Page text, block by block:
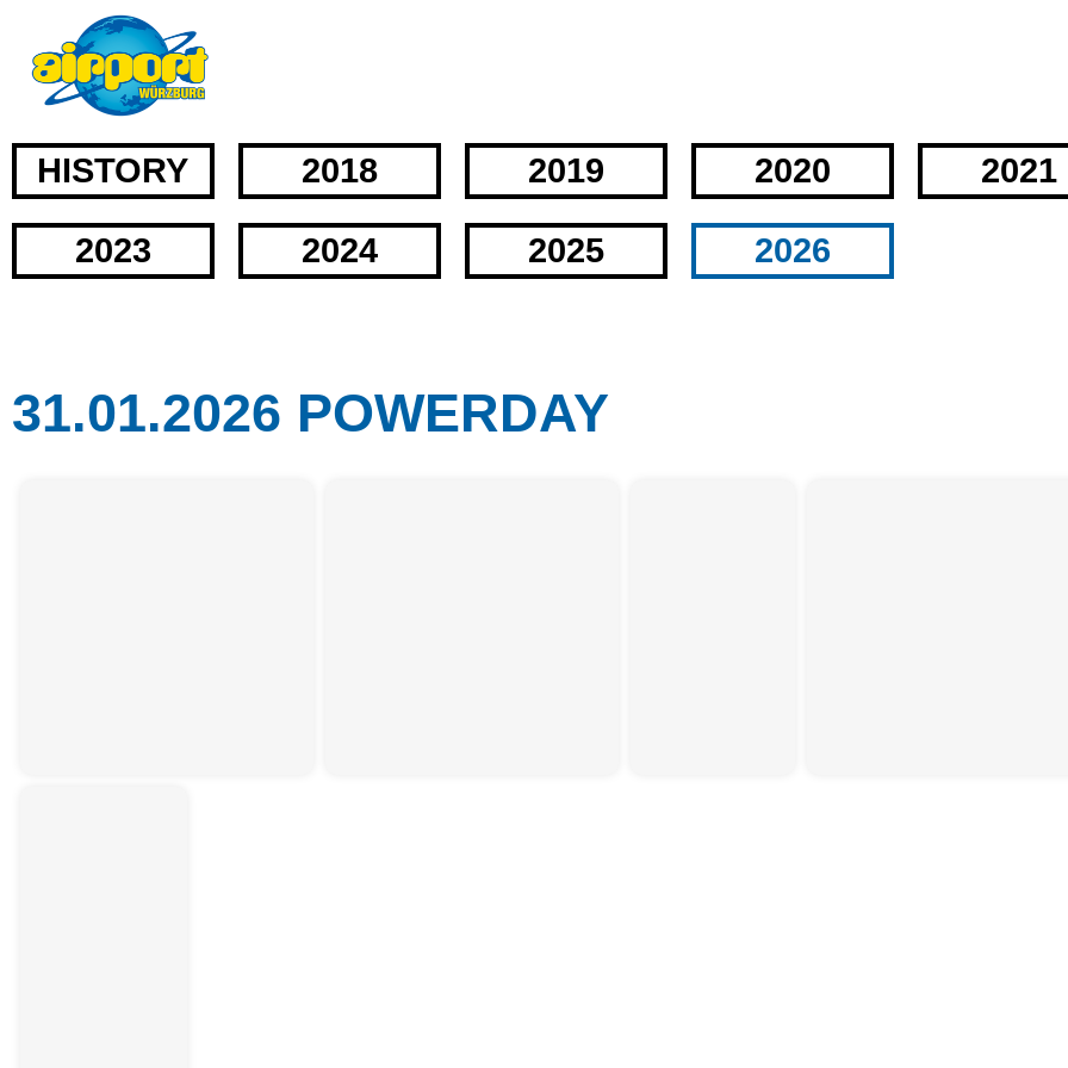
HISTORY 2018 2019 2020 2021
2023 2024 2025 2026
31.01.2026 POWERDAY